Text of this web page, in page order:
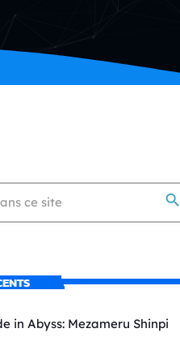
search
in Abyss: Mezameru Shinpi